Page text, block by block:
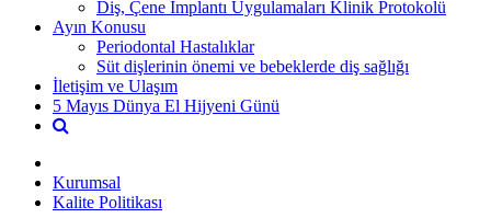
Diş, Çene İmplantı Uygulamaları Klinik Protokolü
Ayın Konusu
Periodontal Hastalıklar
Süt dişlerinin önemi ve bebeklerde diş sağlığı
İletişim ve Ulaşım
5 Mayıs Dünya El Hijyeni Günü
Kurumsal
Kalite Politikası